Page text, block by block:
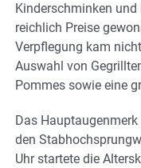
Kinderschminken
reichlich Preise
Verpflegung kam
Auswahl von
Pommes sowie eine
Das
den
Uhr startete die